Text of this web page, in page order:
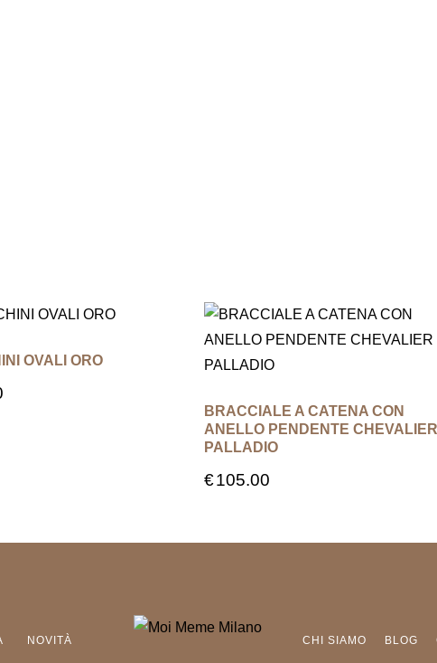
OVALI ORO
BRACCIALE A CATENA CON
ANELLO PENDENTE CHEVALIER
PALLADIO
€105.00
NOVITÀ CHI SIAMO BLOG